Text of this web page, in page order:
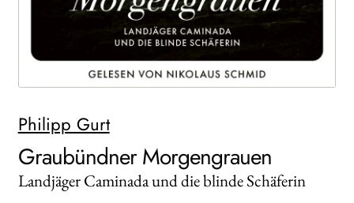
WEITERE VERLAGE
Search:
Philipp Gurt
Graubündner Morgengrauen
Landjäger Caminada und die blinde Schäferin